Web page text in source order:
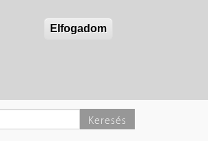
Elfogadom
Keresés